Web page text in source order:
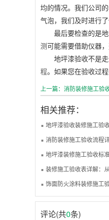
均的情况。我们公司
气泡，我们及时进行
最后要检查的是
测可能需要借助仪器
地坪漆验收不是
程。如果您在验收过
上一篇：消防装修施工验
相关推荐：
地坪漆验收装修施工验
消防装修施工验收流程
地坪漆装修施工验收标
装修施工验收表详解：
饰面防火涂料装修施工
评论(共0条)